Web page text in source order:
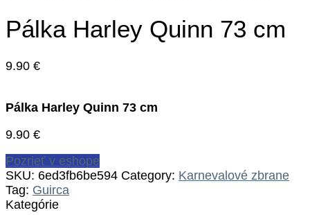
Pálka Harley Quinn 73 cm
9.90 €
Pálka Harley Quinn 73 cm
9.90 €
Pozrieť v eshope
SKU: 6ed3fb6be594 Category: Karnevalové zbrane
Tag: Guirca
Kategórie